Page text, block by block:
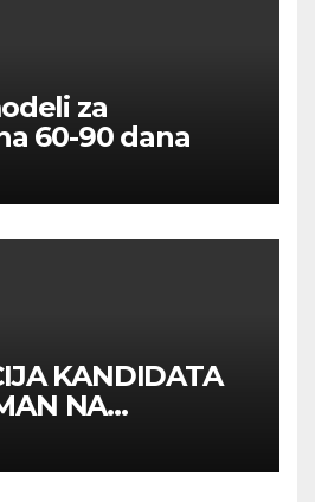
za
60-90 dana
KANDIDATA
NA